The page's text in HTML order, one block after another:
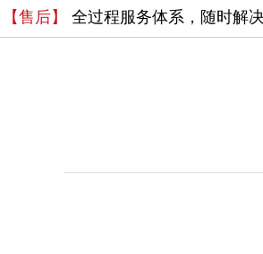
【售后】 全过程服务体系，随时解